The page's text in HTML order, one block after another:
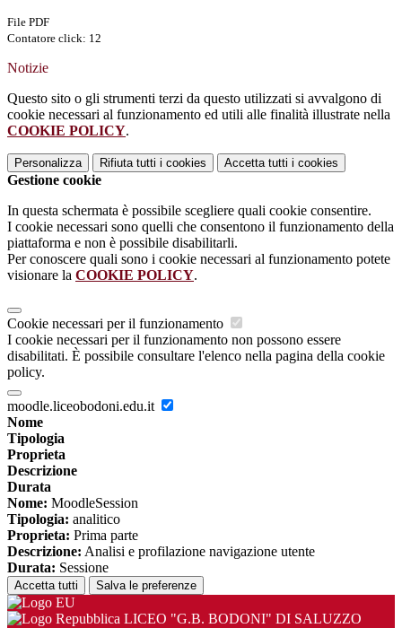
File PDF
Contatore click: 12
Notizie
Questo sito o gli strumenti terzi da questo utilizzati si avvalgono di
cookie necessari al funzionamento ed utili alle finalità illustrate nella
COOKIE POLICY.
Personalizza Rifiuta tutti i cookies Accetta tutti i cookies
Gestione cookie
In questa schermata è possibile scegliere quali cookie consentire.
I cookie necessari sono quelli che consentono il funzionamento della
piattaforma e non è possibile disabilitarli.
Per conoscere quali sono i cookie necessari al funzionamento potete
visionare la COOKIE POLICY.
Cookie necessari per il funzionamento
I cookie necessari per il funzionamento non possono essere
disabilitati. È possibile consultare l'elenco nella pagina della cookie
policy.
moodle.liceobodoni.edu.it
Nome
Tipologia
Proprieta
Descrizione
Durata
Nome: MoodleSession
Tipologia: analitico
Proprieta: Prima parte
Descrizione: Analisi e profilazione navigazione utente
Durata: Sessione
Accetta tutti Salva le preferenze
LICEO "G.B. BODONI" DI SALUZZO